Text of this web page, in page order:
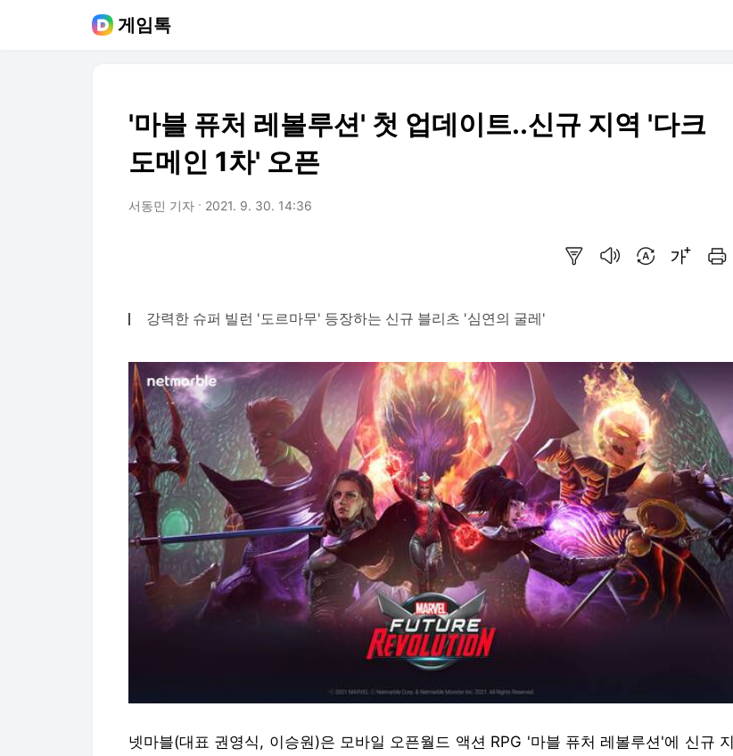
게임톡
'마블 퓨처 레볼루션' 첫 업데이트..신규 지역 '다크
도메인 1차' 오픈
서동민 기자 2021. 9. 30. 14:36
강력한 슈퍼 빌런 '도르마무' 등장하는 신규 블리츠 '심연의 굴레'
넷마블(대표 권영식, 이승원)은 모바일 오픈월드 액션 RPG '마블 퓨처 레볼루션'에 신규 지